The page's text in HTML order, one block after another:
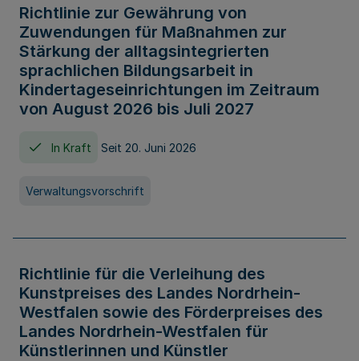
Richtlinie zur Gewährung von
Zuwendungen für Maßnahmen zur
Stärkung der alltagsintegrierten
sprachlichen Bildungsarbeit in
Kindertageseinrichtungen im Zeitraum
von August 2026 bis Juli 2027
In Kraft Seit 20. Juni 2026
Verwaltungsvorschrift
Richtlinie für die Verleihung des
Kunstpreises des Landes Nordrhein-
Westfalen sowie des Förderpreises des
Landes Nordrhein-Westfalen für
Künstlerinnen und Künstler